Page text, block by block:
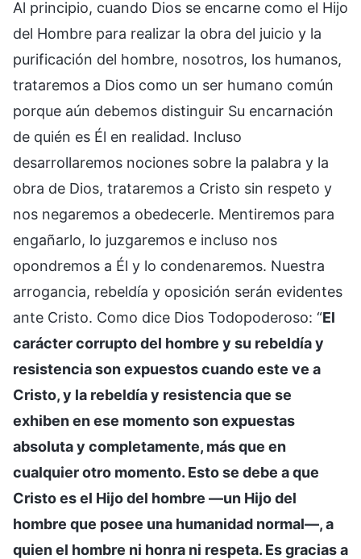
Al principio, cuando Dios se encarne como el Hijo
del Hombre para realizar la obra del juicio y la
purificación del hombre, nosotros, los humanos,
trataremos a Dios como un ser humano común
porque aún debemos distinguir Su encarnación
de quién es Él en realidad. Incluso
desarrollaremos nociones sobre la palabra y la
obra de Dios, trataremos a Cristo sin respeto y
nos negaremos a obedecerle. Mentiremos para
engañarlo, lo juzgaremos e incluso nos
opondremos a Él y lo condenaremos. Nuestra
arrogancia, rebeldía y oposición serán evidentes
ante Cristo. Como dice Dios Todopoderoso: “El
carácter corrupto del hombre y su rebeldía y
resistencia son expuestos cuando este ve a
Cristo, y la rebeldía y resistencia que se
exhiben en ese momento son expuestas
absoluta y completamente, más que en
cualquier otro momento. Esto se debe a que
Cristo es el Hijo del hombre —un Hijo del
hombre que posee una humanidad normal—, a
quien el hombre ni honra ni respeta. Es gracias a